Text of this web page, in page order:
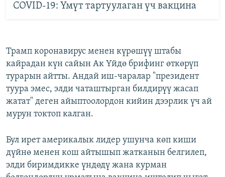
COVID-19: Үмүт тартуулаган үч вакцина
Трамп коронавирус менен күрөшүү штабы
кайрадан күн сайын Ак Үйдө брифинг өткөрүп
турарын айтты. Андай иш-чаралар "президент
туура эмес, элди чаташтырган билдирүү жасап
жатат" деген айыптоолордон кийин дээрлик үч ай
мурун токтоп калган.
Бул ирет америкалык лидер ушунча көп киши
дүйнө менен кош айтышып жатканын белгилеп,
элди биримдикке үндөдү жана курман